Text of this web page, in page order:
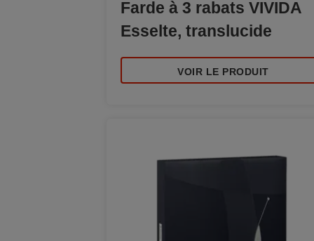
Farde à 3 rabats VIVIDA
Esselte, translucide
VOIR LE PRODUIT